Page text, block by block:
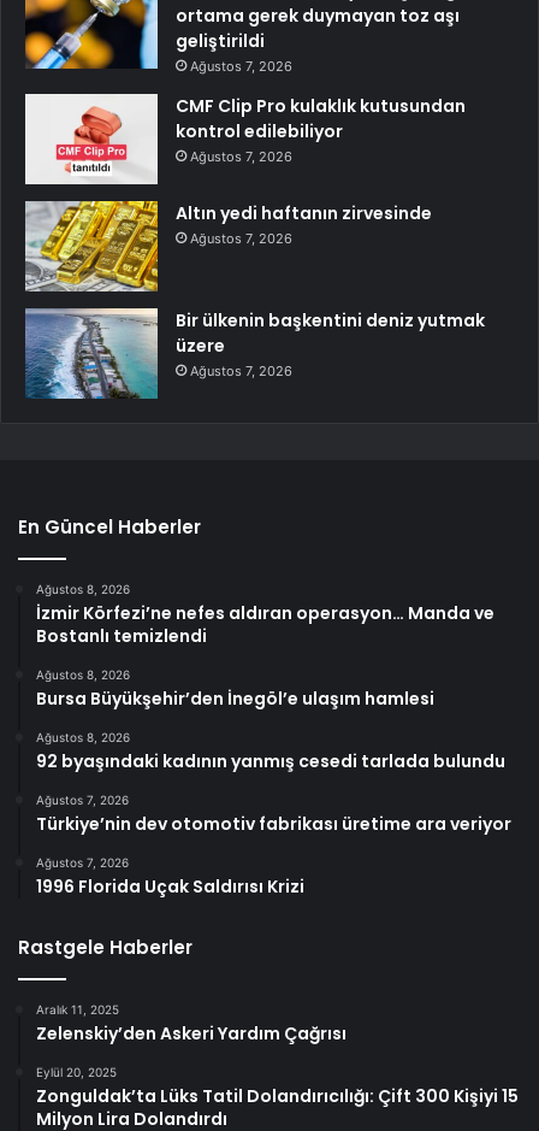
ortama gerek duymayan toz aşı
geliştirildi
Ağustos 7, 2026
CMF Clip Pro kulaklık kutusundan
kontrol edilebiliyor
Ağustos 7, 2026
Altın yedi haftanın zirvesinde
Ağustos 7, 2026
Bir ülkenin başkentini deniz yutmak
üzere
Ağustos 7, 2026
En Güncel Haberler
Ağustos 8, 2026
İzmir Körfezi’ne nefes aldıran operasyon… Manda ve
Bostanlı temizlendi
Ağustos 8, 2026
Bursa Büyükşehir’den İnegöl’e ulaşım hamlesi
Ağustos 8, 2026
92 byaşındaki kadının yanmış cesedi tarlada bulundu
Ağustos 7, 2026
Türkiye’nin dev otomotiv fabrikası üretime ara veriyor
Ağustos 7, 2026
1996 Florida Uçak Saldırısı Krizi
Rastgele Haberler
Aralık 11, 2025
Zelenskiy’den Askeri Yardım Çağrısı
Eylül 20, 2025
Zonguldak’ta Lüks Tatil Dolandırıcılığı: Çift 300 Kişiyi 15
Milyon Lira Dolandırdı